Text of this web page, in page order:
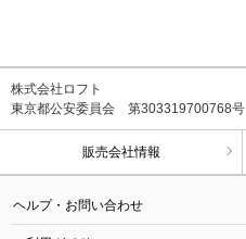
株式会社ロフト
東京都公安委員会 第303319700768号
販売会社情報
ヘルプ・お問い合わせ